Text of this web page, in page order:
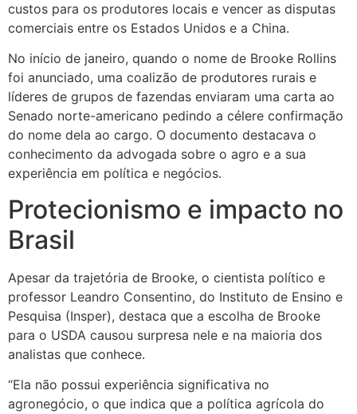
custos para os produtores locais e vencer as disputas
comerciais entre os Estados Unidos e a China.
No início de janeiro, quando o nome de Brooke Rollins
foi anunciado, uma coalizão de produtores rurais e
líderes de grupos de fazendas enviaram uma carta ao
Senado norte-americano pedindo a célere confirmação
do nome dela ao cargo. O documento destacava o
conhecimento da advogada sobre o agro e a sua
experiência em política e negócios.
Protecionismo e impacto no
Brasil
Apesar da trajetória de Brooke, o cientista político e
professor Leandro Consentino, do Instituto de Ensino e
Pesquisa (Insper), destaca que a escolha de Brooke
para o USDA causou surpresa nele e na maioria dos
analistas que conhece.
“Ela não possui experiência significativa no
agronegócio, o que indica que a política agrícola do